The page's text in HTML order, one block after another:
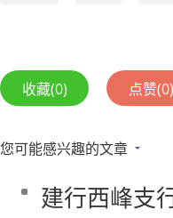
收藏(0) 点赞(0)
您可能感兴趣的文章
建行西峰支